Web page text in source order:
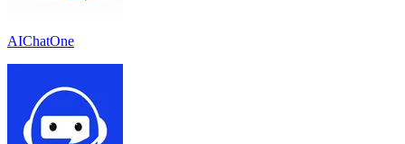
AIChatOne